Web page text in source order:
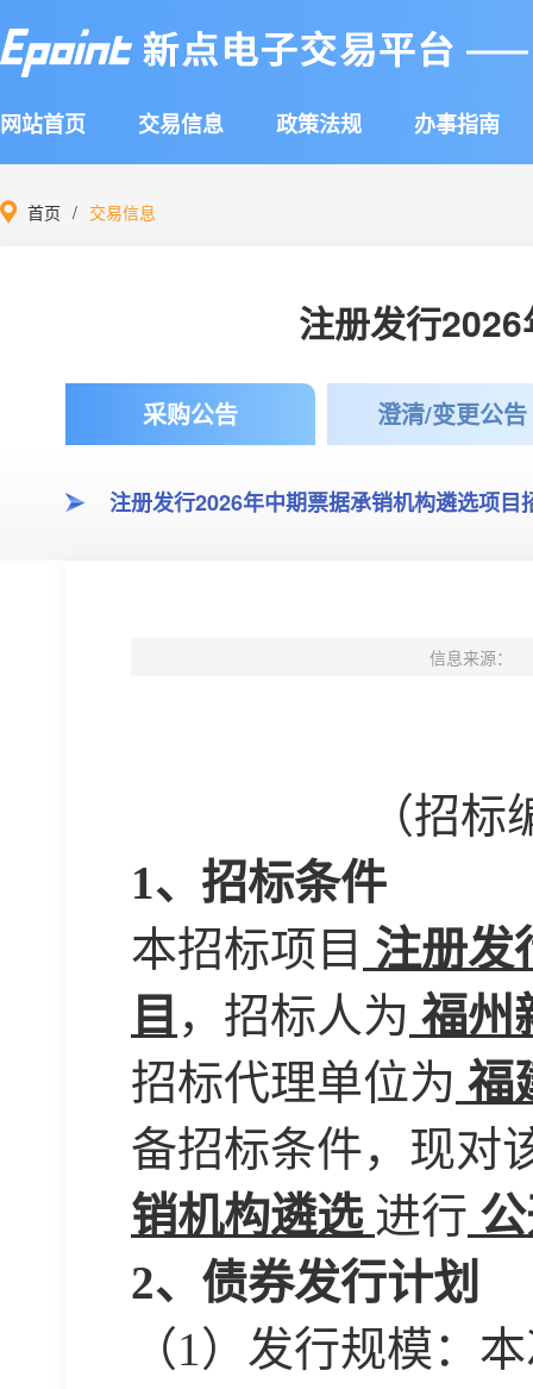
网站首页 交易信息 政策法规 办事指南
首页 交易信息
注册发行
采购公告 澄清/变更公告
注册发行2026年中期票据承销机构遴选项目
信息来源：
（招标
1、招标条件
本招标项目 注册发
目 ，招标人为 福州
招标代理单位为 福
备招标条件，现对
销机构遴选 进行
2、 债券发行计划
（1）发行规模：